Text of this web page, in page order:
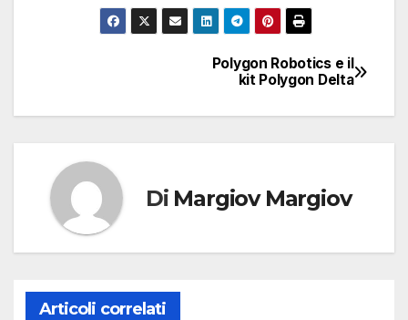
articoli
Polygon Robotics e il
kit Polygon Delta
Di Margiov Margiov
Articoli correlati